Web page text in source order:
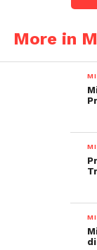
More in